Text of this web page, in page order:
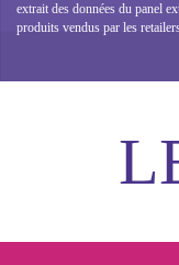
extrait des données du panel
produits vendus par les